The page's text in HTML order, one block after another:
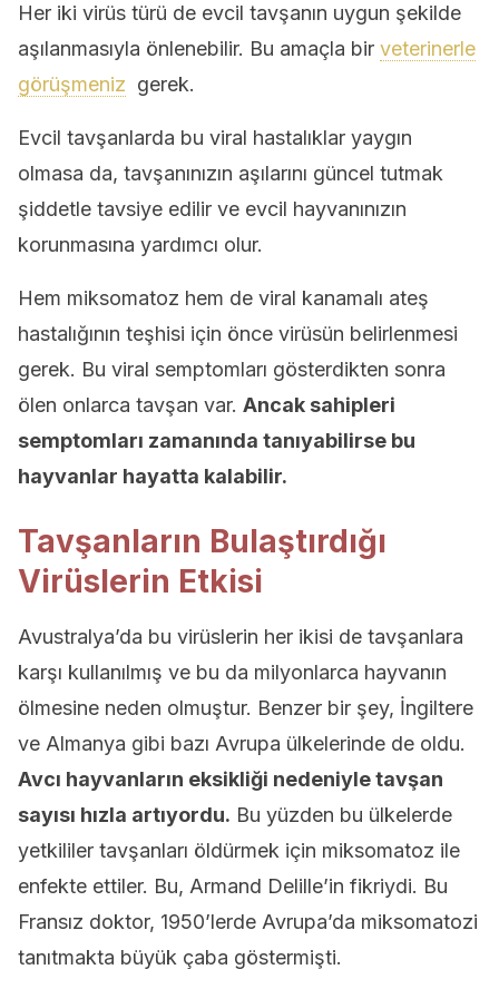
Her iki virüs türü de evcil tavşanın uygun şekilde
aşılanmasıyla önlenebilir. Bu amaçla bir veterinerle
görüşmeniz gerek.
Evcil tavşanlarda bu viral hastalıklar yaygın
olmasa da, tavşanınızın aşılarını güncel tutmak
şiddetle tavsiye edilir ve evcil hayvanınızın
korunmasına yardımcı olur.
Hem miksomatoz hem de viral kanamalı ateş
hastalığının teşhisi için önce virüsün belirlenmesi
gerek. Bu viral semptomları gösterdikten sonra
ölen onlarca tavşan var. Ancak sahipleri
semptomları zamanında tanıyabilirse bu
hayvanlar hayatta kalabilir.
Tavşanların Bulaştırdığı
Virüslerin Etkisi
Avustralya’da bu virüslerin her ikisi de tavşanlara
karşı kullanılmış ve bu da milyonlarca hayvanın
ölmesine neden olmuştur. Benzer bir şey, İngiltere
ve Almanya gibi bazı Avrupa ülkelerinde de oldu.
Avcı hayvanların eksikliği nedeniyle tavşan
sayısı hızla artıyordu. Bu yüzden bu ülkelerde
yetkililer tavşanları öldürmek için miksomatoz ile
enfekte ettiler. Bu, Armand Delille’in fikriydi. Bu
Fransız doktor, 1950’lerde Avrupa’da miksomatozi
tanıtmakta büyük çaba göstermişti.